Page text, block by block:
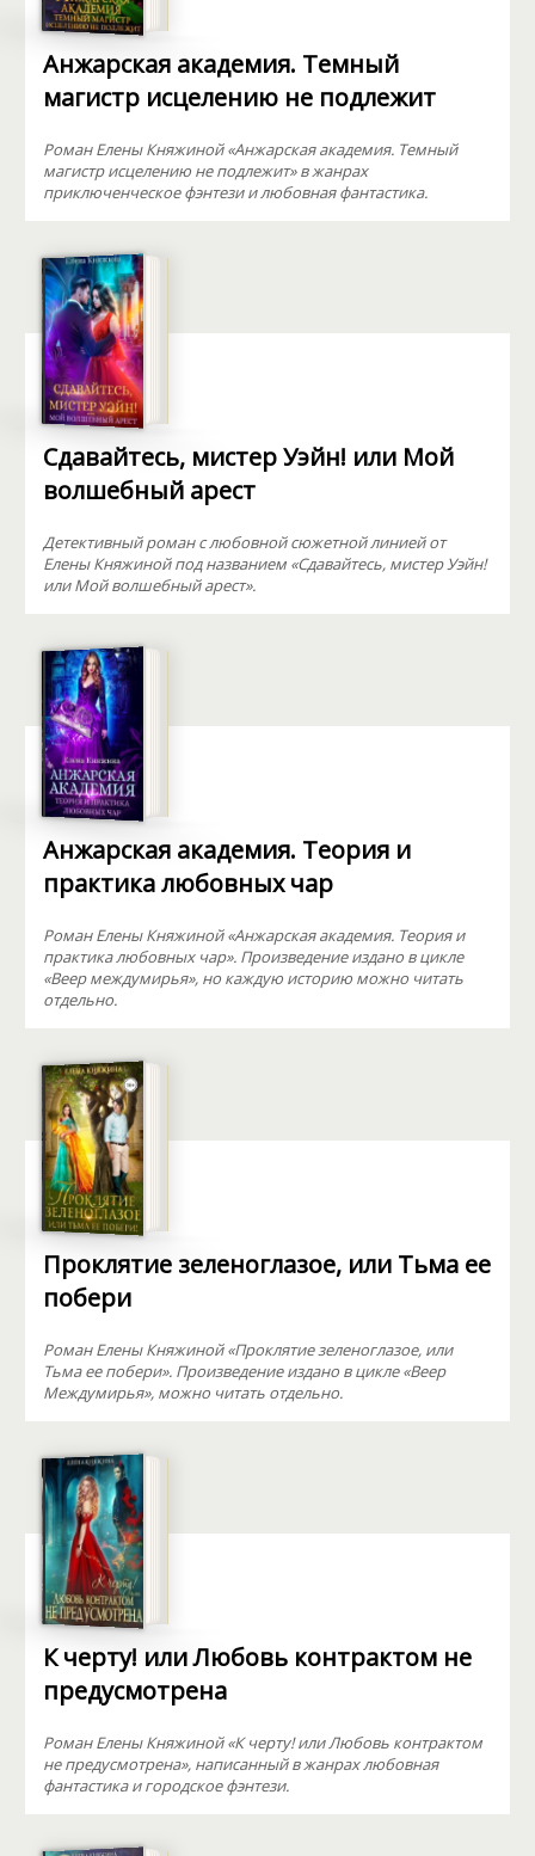
Анжарская академия. Темный
магистр исцелению не подлежит
Роман Елены Княжиной «Анжарская академия. Темный
магистр исцелению не подлежит» в жанрах
приключенческое фэнтези и любовная фантастика.
Сдавайтесь, мистер Уэйн! или Мой
волшебный арест
Детективный роман с любовной сюжетной линией от
Елены Княжиной под названием «Сдавайтесь, мистер Уэйн!
или Мой волшебный арест».
Анжарская академия. Теория и
практика любовных чар
Роман Елены Княжиной «Анжарская академия. Теория и
практика любовных чар». Произведение издано в цикле
«Веер междумирья», но каждую историю можно читать
отдельно.
Проклятие зеленоглазое, или Тьма ее
побери
Роман Елены Княжиной «Проклятие зеленоглазое, или
Тьма ее побери». Произведение издано в цикле «Веер
Междумирья», можно читать отдельно.
К черту! или Любовь контрактом не
предусмотрена
Роман Елены Княжиной «К черту! или Любовь контрактом
не предусмотрена», написанный в жанрах любовная
фантастика и городское фэнтези.